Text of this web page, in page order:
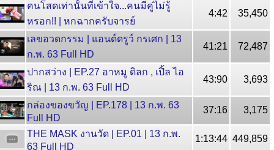
คนโสดเท่านั้นที่เข้าใจ...คนมีคู่ไม่รู้
หรอก!! | หกฉากครับจารย์
4:42 35,450
เลขอวดกรรม | แอนด์ดรูว์ กรเศก | 13
ก.พ. 63 Full HD
41:21 72,487
ปากสว่าง | EP.27 อาหมู ดิลก , เปิ้ล ไอ
ริณ | 13 ก.พ. 63 Full HD
43:90 3,693
กล่องของขวัญ | EP.178 | 13 ก.พ. 63
Full HD
37:16 3,175
THE MASK งานวัด | EP.01 | 13 ก.พ.
63 Full HD
1:13:44 449,859